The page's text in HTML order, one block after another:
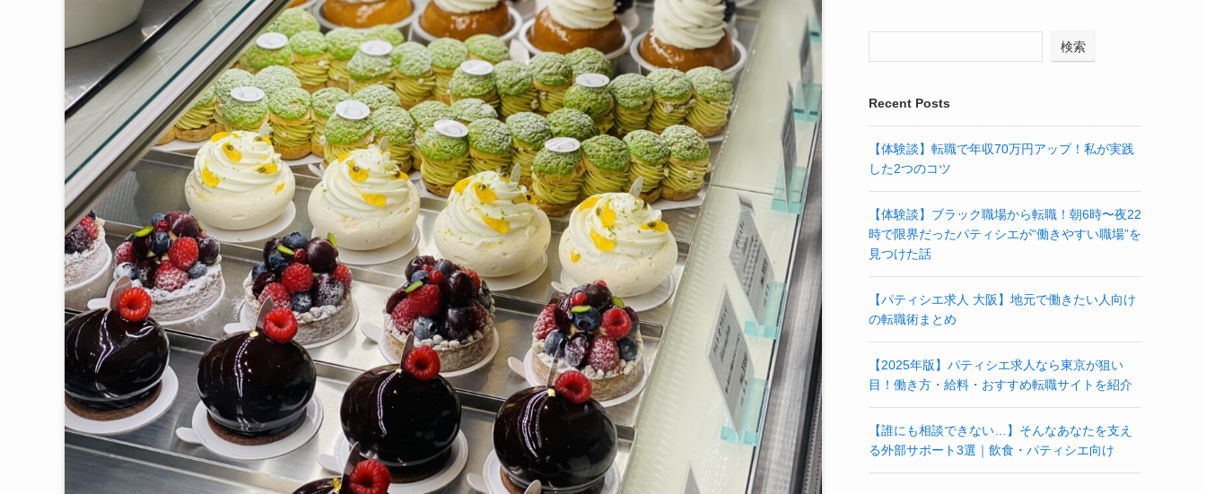
検索
Recent Posts
【体験談】転職で年収70万円アップ！私が実践
した2つのコツ
【体験談】ブラック職場から転職！朝6時〜夜22
時で限界だったパティシエが“働きやすい職場”を
見つけた話
【パティシエ求人 大阪】地元で働きたい人向け
の転職術まとめ
【2025年版】パティシエ求人なら東京が狙い
目！働き方・給料・おすすめ転職サイトを紹介
【誰にも相談できない…】そんなあなたを支え
る外部サポート3選｜飲食・パティシエ向け